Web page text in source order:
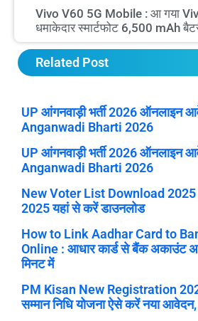
Vivo V60 5G Mobile : आ गया
धमाकेदार स्मार्टफोट 6,500 mAh
Related Post
UP आंगनवाड़ी भर्ती 2026 ऑनलाइन
Anganwadi Bharti 2026
UP आंगनवाड़ी भर्ती 2026 ऑनलाइन
Anganwadi Bharti 2026
New Voter List Download 2025 :
2025 यहां से करें डाउनलोड
How to Link Aadhar Card to
Online : आधार कार्ड से बैंक अकाउंट
मिनट में
PM Kisan New Registration
सम्मान निधि योजना ऐसे करें नया